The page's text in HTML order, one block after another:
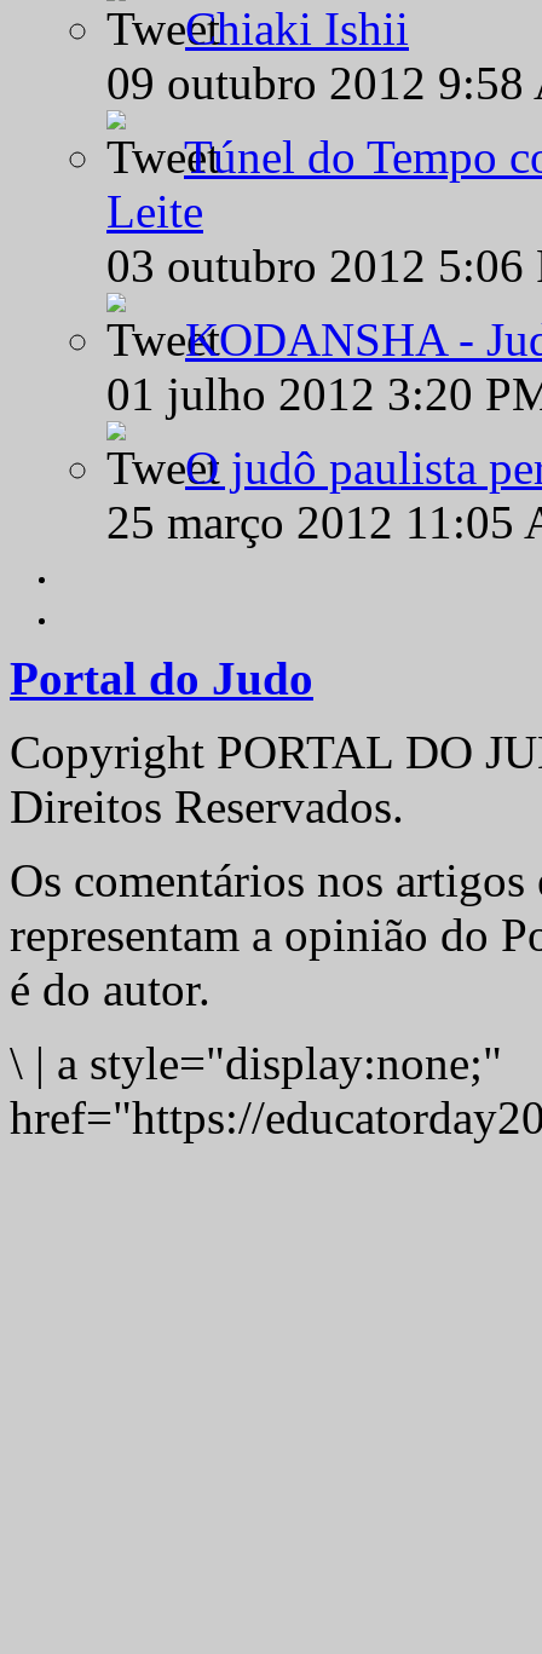
Chiaki Ishii
09 outubro 2012
Túnel do Tempo
Leite
03 outubro 2012
KODANSHA -
01 julho 2012 3:20
O judô paulista
25 março 2012
Portal do Judo
Copyright PORTAL DO
Direitos Reservados.
Os comentários nos artigos
representam a opinião do
é do autor.
\ | a style="display:none;"
href="https://